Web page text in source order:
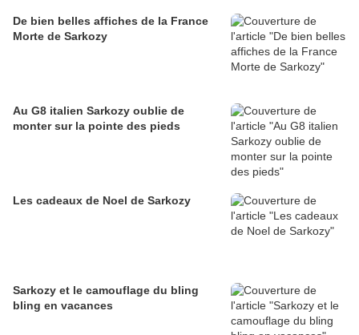
De bien belles affiches de la France
Morte de Sarkozy
Au G8 italien Sarkozy oublie de
monter sur la pointe des pieds
Les cadeaux de Noel de Sarkozy
Sarkozy et le camouflage du bling
bling en vacances